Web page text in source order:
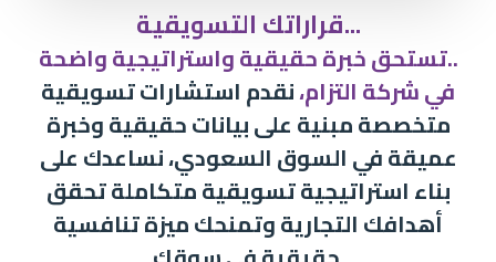
قراراتك التسويقية...
تستحق خبرة حقيقية واستراتيجية واضحة..
في شركة التزام،نقدم استشارات تسويقية
متخصصة مبنية على بيانات حقيقية وخبرة
عميقة في السوق السعودي، نساعدك على
بناء استراتيجية تسويقية متكاملة تحقق
أهدافك التجارية وتمنحك ميزة تنافسية